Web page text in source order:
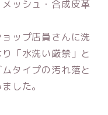
ッシュ・合成皮革
ップ店員さんに洗
「水洗い厳禁」 と
タイプの汚れ落と
した。